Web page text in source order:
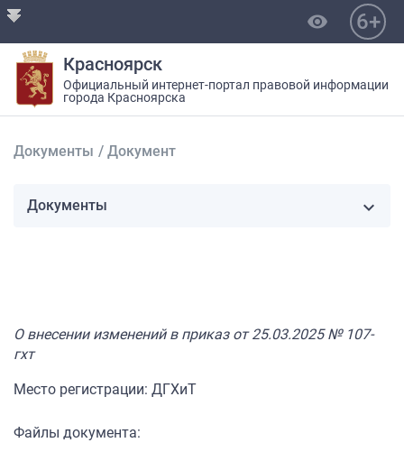
visibility 6+
Красноярск
Официальный интернет-портал правовой информации
города Красноярска
Документы / Документ
О внесении изменений в приказ от 25.03.2025 № 107-
гхт
Место регистрации: ДГХиТ
Файлы документа:
Документы